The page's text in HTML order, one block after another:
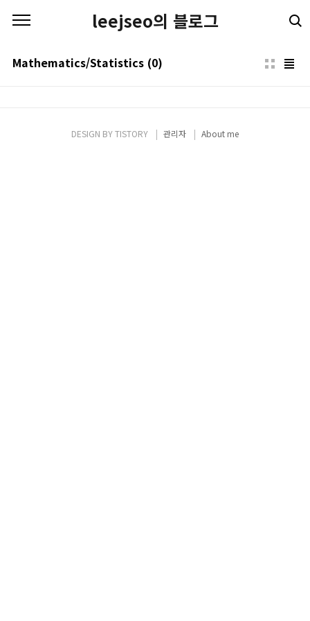
leejseo의 블로그
Mathematics/Statistics (0)
DESIGN BYTISTORY 관리자 About me